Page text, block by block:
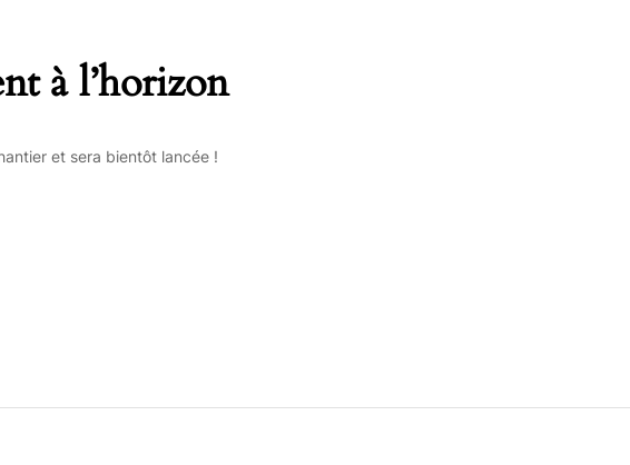
à l’horizon
et sera bientôt lancée !